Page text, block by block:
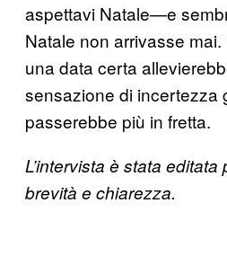
aspettavi Natale—e
Natale non arrivasse mai.
una data certa
sensazione di incertezza
passerebbe più in fretta.
L’intervista è stata editata
brevità e chiarezza.